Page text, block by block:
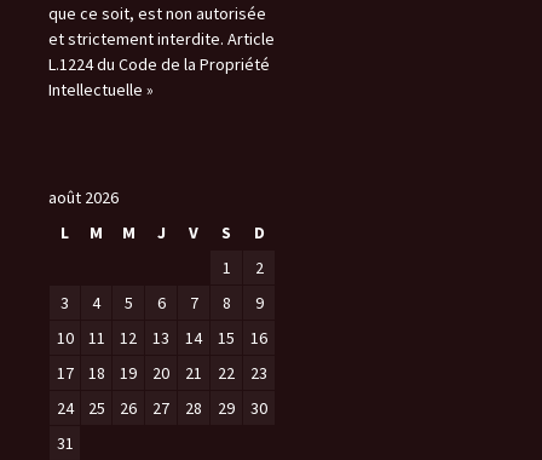
que ce soit, est non autorisée
et strictement interdite. Article
L.1224 du Code de la Propriété
Intellectuelle »
août 2026
L
M M J V S
D
1
2
3
4 5 6 7 8
9
10
11 12 13 14 15
16
17
18 19 20 21 22
23
24
25 26 27 28 29
30
31